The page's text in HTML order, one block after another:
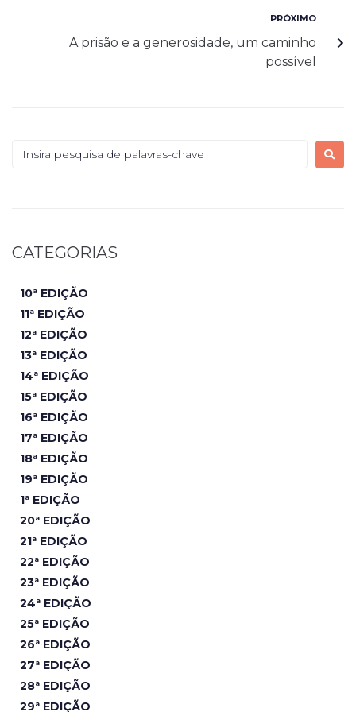
PRÓXIMO
A prisão e a generosidade, um caminho
possível
CATEGORIAS
10ª EDIÇÃO
11ª EDIÇÃO
12ª EDIÇÃO
13ª EDIÇÃO
14ª EDIÇÃO
15ª EDIÇÃO
16ª EDIÇÃO
17ª EDIÇÃO
18ª EDIÇÃO
19ª EDIÇÃO
1ª EDIÇÃO
20ª EDIÇÃO
21ª EDIÇÃO
22ª EDIÇÃO
23ª EDIÇÃO
24ª EDIÇÃO
25ª EDIÇÃO
26ª EDIÇÃO
27ª EDIÇÃO
28ª EDIÇÃO
29ª EDIÇÃO